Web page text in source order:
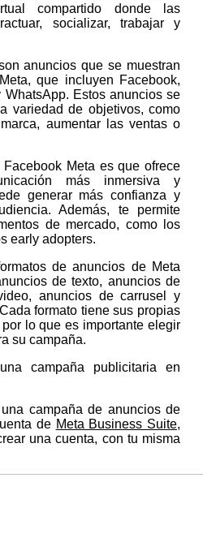
compartido donde las
socializar, trabajar y
anuncios que se muestran
que incluyen Facebook,
WhatsApp. Estos anuncios se
variedad de objetivos, como
aumentar las ventas o
Meta es que ofrece
más inmersiva y
generar más confianza y
Además, te permite
de mercado, como los
early adopters.
de anuncios de Meta
de texto, anuncios de
anuncios de carrusel y
formato tiene sus propias
lo que es importante elegir
su campaña.
campaña publicitaria en
campaña de anuncios de
de Meta Business Suite,
una cuenta, con tu misma